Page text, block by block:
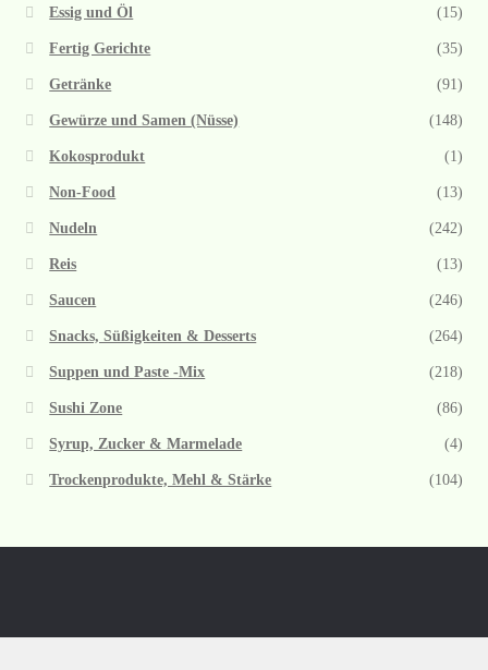
Essig und Öl (15)
Fertig Gerichte (35)
Getränke (91)
Gewürze und Samen (Nüsse) (148)
Kokosprodukt (1)
Non-Food (13)
Nudeln (242)
Reis (13)
Saucen (246)
Snacks, Süßigkeiten & Desserts (264)
Suppen und Paste -Mix (218)
Sushi Zone (86)
Syrup, Zucker & Marmelade (4)
Trockenprodukte, Mehl & Stärke (104)